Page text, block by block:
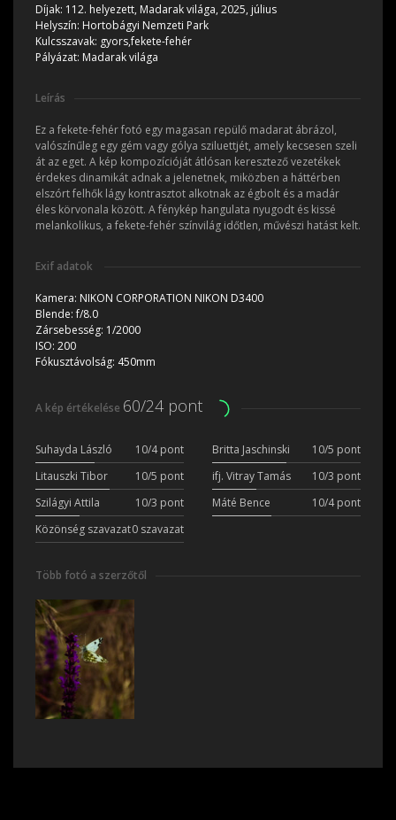
Díjak: 112. helyezett, Madarak világa, 2025, július
Helyszín: Hortobágyi Nemzeti Park
Kulcsszavak: gyors,fekete-fehér
Pályázat: Madarak világa
Leírás
Ez a fekete-fehér fotó egy magasan repülő madarat ábrázol,
valószínűleg egy gém vagy gólya sziluettjét, amely kecsesen szeli
át az eget. A kép kompozícióját átlósan keresztező vezetékek
érdekes dinamikát adnak a jelenetnek, miközben a háttérben
elszórt felhők lágy kontrasztot alkotnak az égbolt és a madár
éles körvonala között. A fénykép hangulata nyugodt és kissé
melankolikus, a fekete-fehér színvilág időtlen, művészi hatást kelt.
Exif adatok
Kamera: NIKON CORPORATION NIKON D3400
Blende:f/8.0
Zársebesség: 1/2000
ISO: 200
Fókusztávolság: 450mm
A kép értékelése 60/24 pont
Suhayda László 10/4 pont Britta Jaschinski
10/5 pont
Litauszki Tibor
10/5 pont ifj. Vitray Tamás
10/3 pont
Szilágyi Attila
10/3 pont Máté Bence
10/4 pont
Közönség szavazat0 szavazat
Több fotó a szerzőtől